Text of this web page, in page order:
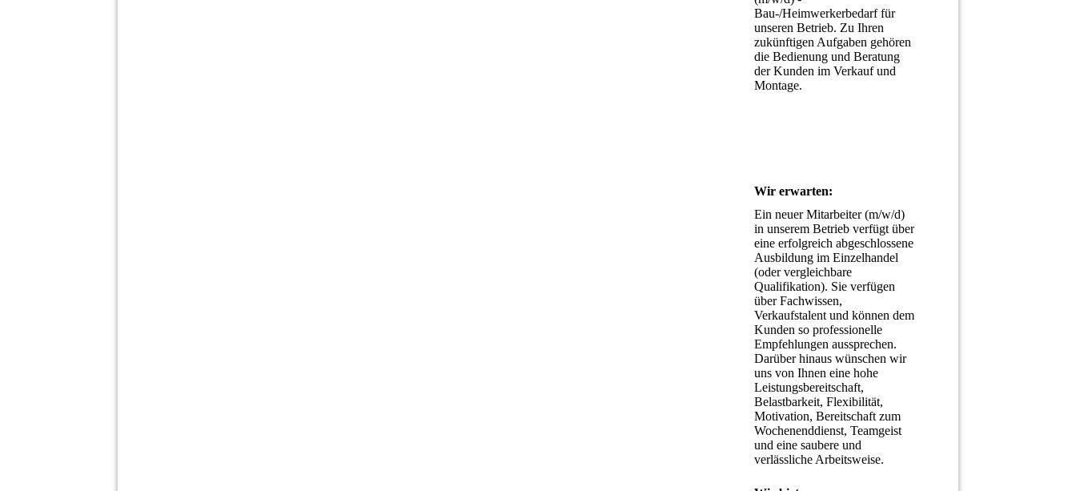
Bau-/Heimwerkerbedarf für
unseren Betrieb. Zu Ihren
zukünftigen Aufgaben gehören
die Bedienung und Beratung
der Kunden im Verkauf und
Montage.
Wir erwarten:
Ein neuer Mitarbeiter (m/w/d)
in unserem Betrieb verfügt über
eine erfolgreich abgeschlossene
Ausbildung im Einzelhandel
(oder vergleichbare
Qualifikation). Sie verfügen
über Fachwissen,
Verkaufstalent und können dem
Kunden so professionelle
Empfehlungen aussprechen.
Darüber hinaus wünschen wir
uns von Ihnen eine hohe
Leistungsbereitschaft,
Belastbarkeit, Flexibilität,
Motivation, Bereitschaft zum
Wochenenddienst, Teamgeist
und eine saubere und
verlässliche Arbeitsweise.